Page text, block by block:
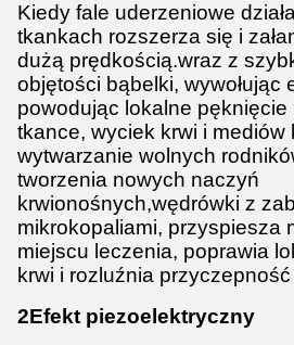
Kiedy fale uderzeniowe
tkankach rozszerza się i
dużą prędkością.wraz z
objętości bąbelki, wywołując
powodując lokalne pęknięcie
tkance, wyciek krwi i mediów
wytwarzanie wolnych
tworzenia nowych naczyń
krwionośnych,wędrówki z
mikrokopaliami, przyspiesza
miejscu leczenia, poprawia
krwi i rozluźnia
2Efekt piezoelektryczny